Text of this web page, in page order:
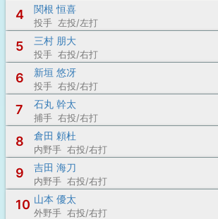
4 関根 恒喜
投手 左投/左打
5 三村 朋大
投手 右投/右打
6 新垣 悠冴
投手 右投/右打
7 石丸 幹太
捕手 右投/右打
8 倉田 頼杜
内野手 右投/右打
9 吉田 海刀
内野手 右投/右打
10 山本 優太
外野手 右投/右打